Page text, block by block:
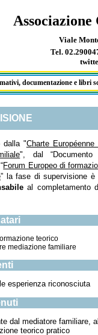
Viale
Tel.
documentazione e libri
dalla "Charte Européenne
", dal “Documento
Forum Europeo di
” la fase di supervisione è
al completamento
teorico
mediazione familiare
esperienza riconosciuta
dal mediatore familiare, al
teorico pratico